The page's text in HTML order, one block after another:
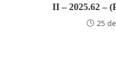
II – 2025.62 –
25